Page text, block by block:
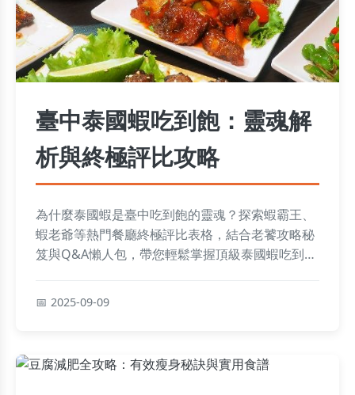
臺中泰國蝦吃到飽：靈魂解
析與終極評比攻略
為什麼泰國蝦是臺中吃到飽的靈魂？探索蝦霸王、
蝦老爺等熱門餐廳終極評比表格，結合老饕攻略秘
笈與Q&A懶人包，帶您輕鬆掌握頂級泰國蝦吃到飽
2025-09-09